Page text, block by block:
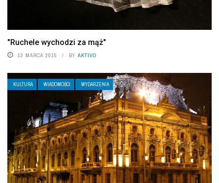
"Ruchele wychodzi za mąż"
13 MARCA 2015 BY AKTIVO
KULTURA WIADOMOŚCI WYDARZENIA